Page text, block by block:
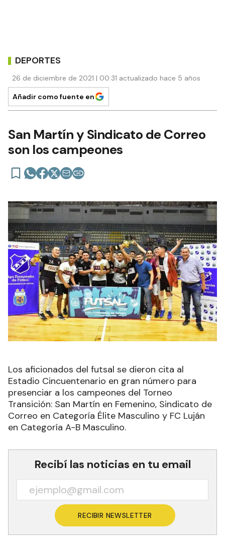
DEPORTES
26 de diciembre de 2021 | 00:31 actualizado hace 5 años
Añadir como fuente en
San Martín y Sindicato de Correo
son los campeones
Los aficionados del futsal se dieron cita al
Estadio Cincuentenario en gran número para
presenciar a los campeones del Torneo
Transición: San Martín en Femenino, Sindicato de
Correo en Categoría Élite Masculino y FC Luján
en Categoría A-B Masculino.
Recibí las noticias en tu email
RECIBIR NEWSLETTER